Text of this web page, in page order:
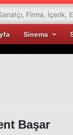
Sinema
Başar